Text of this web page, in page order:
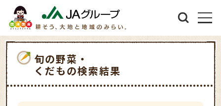
旬の野菜・
くだもの検索結果